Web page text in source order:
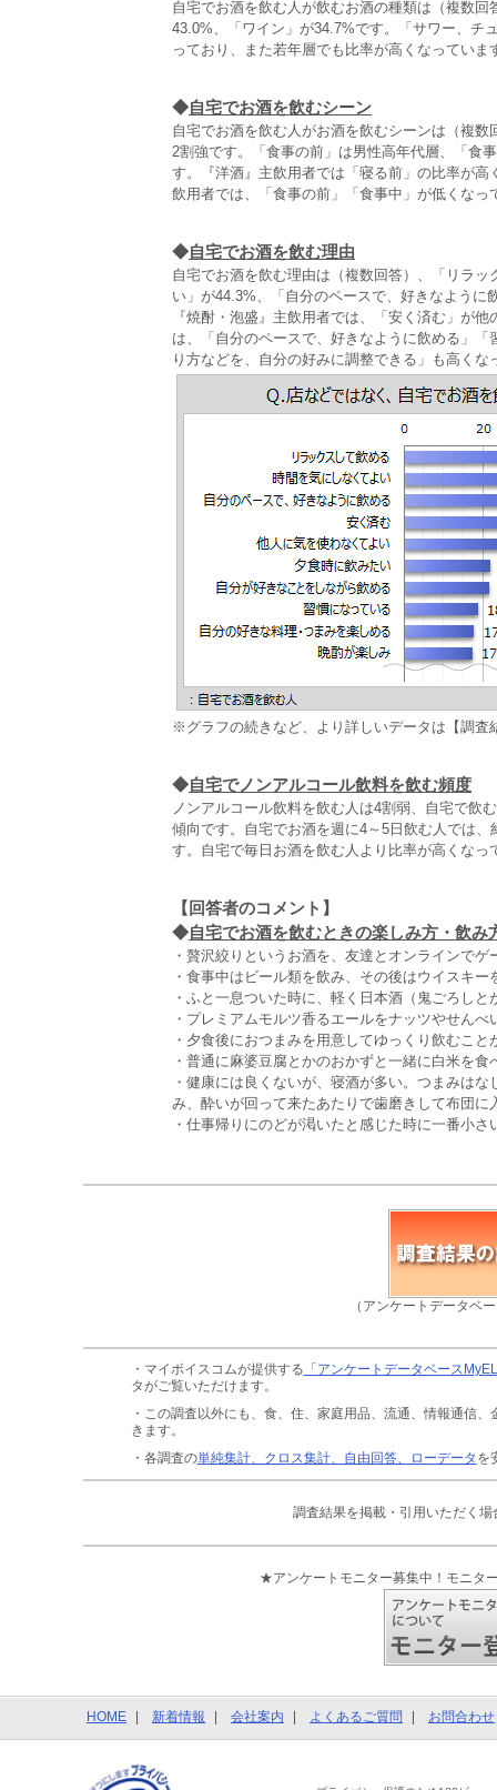
自宅でお酒を飲む人が飲むお酒の種類は（複数
43.0%、「ワイン」が34.7%です。「サワー、チ
っており、また若年層でも比率が高くなってい
◆自宅でお酒を飲むシーン
自宅でお酒を飲む人がお酒を飲むシーンは（複
2割強です。「食事の前」は男性高年代層、「食
す。『洋酒』主飲用者では「寝る前」の比率が
飲用者では、「食事の前」「食事中」が低くなっ
◆自宅でお酒を飲む理由
自宅でお酒を飲む理由は（複数回答）、「リラ
い」が44.3%、「自分のペースで、好きなよう
『焼酎・泡盛』主飲用者では、「安く済む」が
は、「自分のペースで、好きなように飲める」
り方などを、自分の好みに調整できる」も高くな
※グラフの続きなど、より詳しいデータは【調査
◆自宅でノンアルコール飲料を飲む頻度
ノンアルコール飲料を飲む人は4割弱、自宅で飲
傾向です。自宅でお酒を週に4～5日飲む人では
す。自宅で毎日お酒を飲む人より比率が高くなっ
【回答者のコメント】
◆自宅でお酒を飲むときの楽しみ方・飲み
・贅沢絞りというお酒を、友達とオンラインで
・食事中はビール類を飲み、その後はウイスキ
・ふと一息ついた時に、軽く日本酒（鬼ごろし
・プレミアムモルツ香るエールをナッツやせん
・夕食後におつまみを用意してゆっくり飲むこと
・普通に麻婆豆腐とかのおかずと一緒に白米を
・健康には良くないが、寝酒が多い。つまみは
み、酔いが回って来たあたりで歯磨きして布団に
・仕事帰りにのどが渇いたと感じた時に一番小
（アンケートデータベ
・マイボイスコムが提供する 「アンケートデータベース
タがご覧いただけます。
・この調査以外にも、食、住、家庭用品、流通、情報通信、
きます。
・各調査の単純集計、クロス集計、自由回答、ローデータ を
調査結果を掲載・引用いただく場
★アンケートモニター募集中！モニタ
HOME 新着情報 会社案内 よくあるご質問 お問合わせ